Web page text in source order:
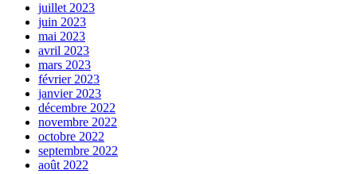
juillet 2023
juin 2023
mai 2023
avril 2023
mars 2023
février 2023
janvier 2023
décembre 2022
novembre 2022
octobre 2022
septembre 2022
août 2022